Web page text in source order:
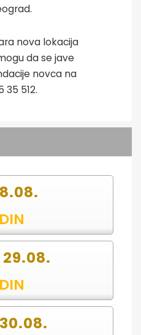
nova lokacija
da se jave
novca na
512.
29.08.